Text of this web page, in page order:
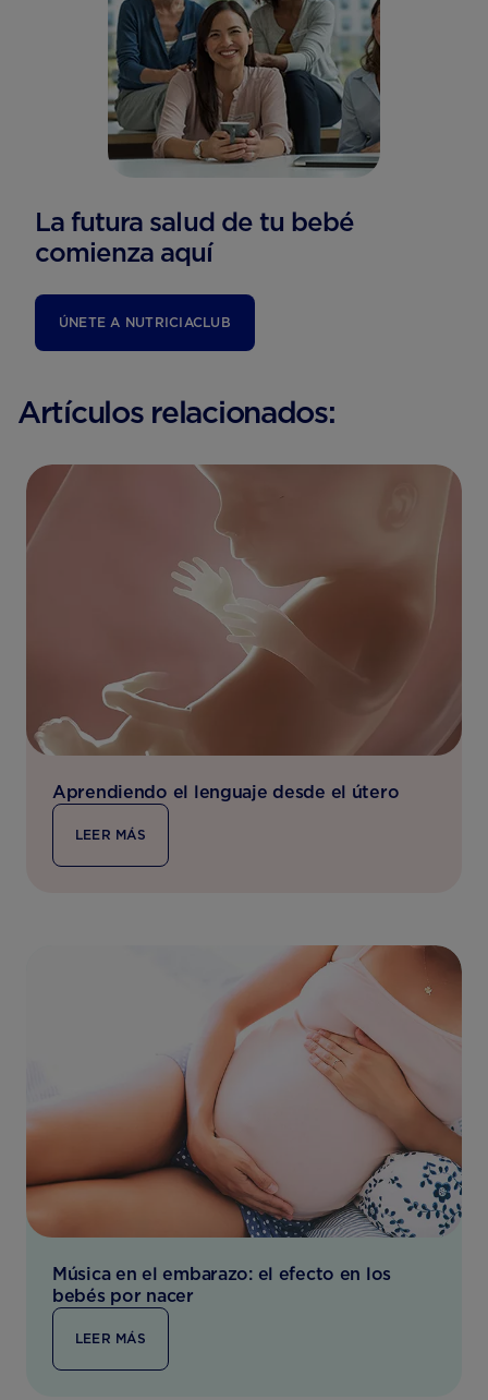
La futura salud de tu bebé
comienza aquí
ÚNETE A NUTRICIACLUB
Artículos relacionados:
Aprendiendo el lenguaje desde el útero
LEER MÁS
Música en el embarazo: el efecto en los
bebés por nacer
LEER MÁS